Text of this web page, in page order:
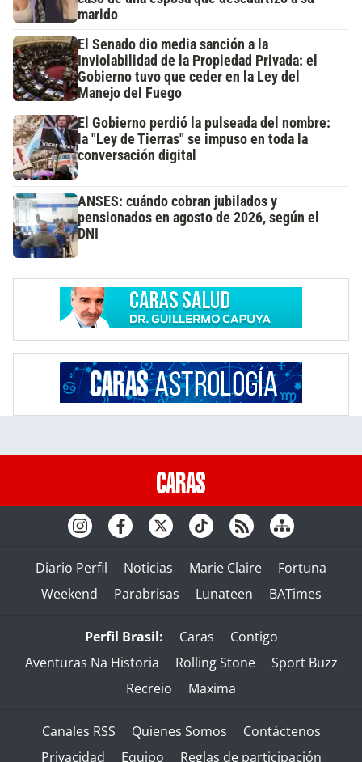
marido
El Senado dio media sanción a la
Inviolabilidad de la Propiedad Privada: el
Gobierno tuvo que ceder en la Ley del
Manejo del Fuego
El Gobierno perdió la pulseada del nombre:
la "Ley de Tierras" se impuso en toda la
conversación digital
ANSES: cuándo cobran jubilados y
pensionados en agosto de 2026, según el
DNI
Diario Perfil Noticias Marie Claire
Fortuna
Weekend
Parabrisas Lunateen BATimes
Perfil Brasil: Caras
Contigo
Aventuras Na Historia
Rolling Stone
Sport Buzz
Recreio
Maxima
Canales RSS Quienes Somos
Contáctenos
Privacidad
Equipo Reglas de participación